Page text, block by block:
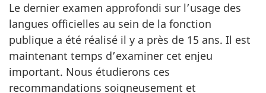
Le dernier examen approfondi sur l’usage des
langues officielles au sein de la fonction
publique a été réalisé il y a près de 15 ans. Il est
maintenant temps d’examiner cet enjeu
important. Nous étudierons ces
recommandations soigneusement et